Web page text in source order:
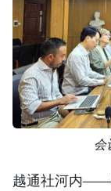
会
越通社河内